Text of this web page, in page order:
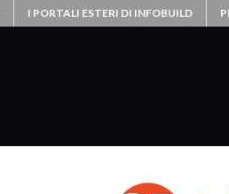
I PORTALI ESTERI DI INFOBUILD